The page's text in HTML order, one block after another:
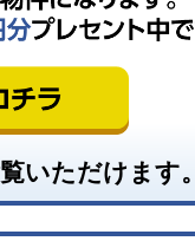
いただけます。